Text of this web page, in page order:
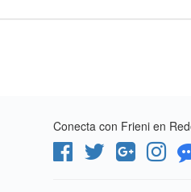
Conecta con Frieni en